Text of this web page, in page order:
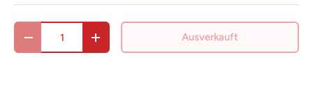
Menge verringernMenge erhöhen Ausverkauft